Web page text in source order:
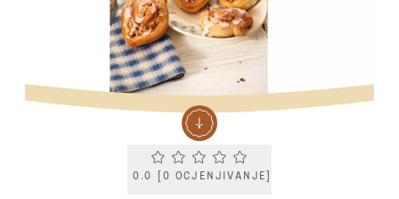
Current rating 0.0. Click to rate.
0.0 [0 OCJENJIVANJE